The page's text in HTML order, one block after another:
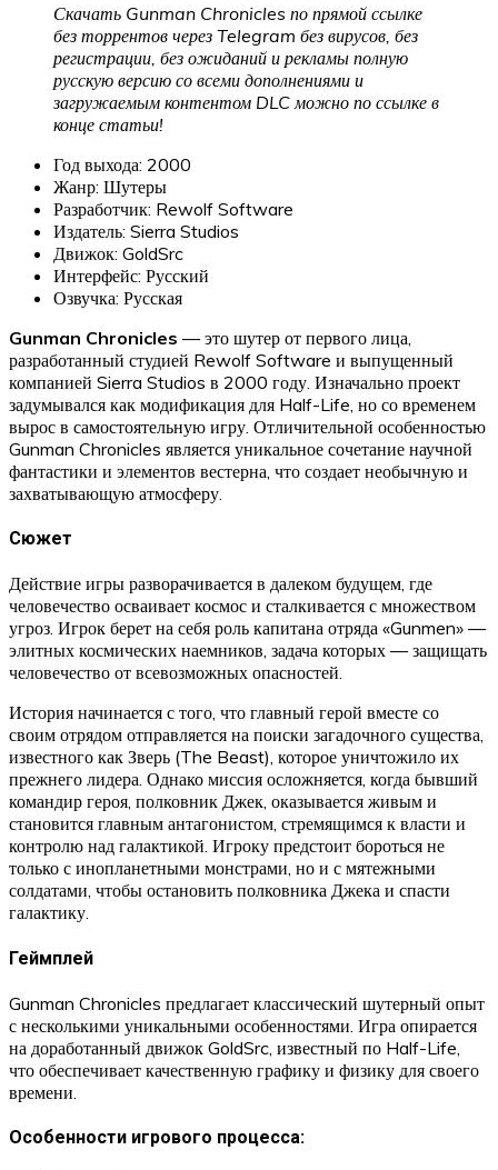
Скачать Gunman Chronicles по прямой ссылке
без торрентов через Telegram без вирусов, без
регистрации, без ожиданий и рекламы полную
русскую версию со всеми дополнениями и
загружаемым контентом DLC можно по ссылке в
конце статьи!
Год выхода: 2000
Жанр: Шутеры
Разработчик: Rewolf Software
Издатель: Sierra Studios
Движок: GoldSrc
Интерфейс: Русский
Озвучка: Русская
Gunman Chronicles — это шутер от первого лица,
разработанный студией Rewolf Software и выпущенный
компанией Sierra Studios в 2000 году. Изначально проект
задумывался как модификация для Half-Life, но со временем
вырос в самостоятельную игру. Отличительной особенностью
Gunman Chronicles является уникальное сочетание научной
фантастики и элементов вестерна, что создает необычную и
захватывающую атмосферу.
Сюжет
Действие игры разворачивается в далеком будущем, где
человечество осваивает космос и сталкивается с множеством
угроз. Игрок берет на себя роль капитана отряда «Gunmen» —
элитных космических наемников, задача которых — защищать
человечество от всевозможных опасностей.
История начинается с того, что главный герой вместе со
своим отрядом отправляется на поиски загадочного существа,
известного как Зверь (The Beast), которое уничтожило их
прежнего лидера. Однако миссия осложняется, когда бывший
командир героя, полковник Джек, оказывается живым и
становится главным антагонистом, стремящимся к власти и
контролю над галактикой. Игроку предстоит бороться не
только с инопланетными монстрами, но и с мятежными
солдатами, чтобы остановить полковника Джека и спасти
галактику.
Геймплей
Gunman Chronicles предлагает классический шутерный опыт
с несколькими уникальными особенностями. Игра опирается
на доработанный движок GoldSrc, известный по Half-Life,
что обеспечивает качественную графику и физику для своего
времени.
Особенности игрового процесса: